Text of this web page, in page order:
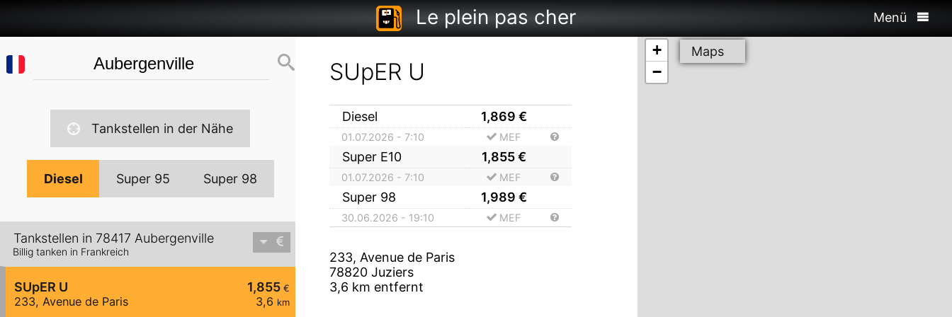
Le plein pas cher Menü
Tankstellen in der Nähe
Diesel Super 95 Super 98
Tankstellen in 78417 Aubergenville
Billig tanken in Frankreich
1,855 €
3,6 km
SUpER U
233, Avenue de Paris
SUpER U
Diesel 1,869 €
01.07.2026 - 7:10 MEF
Super E10 1,855€
01.07.2026 - 7:10 MEF
Super 98 1,989 €
30.06.2026 - 19:10 MEF
233, Avenue de Paris
78820 Juziers
3,6 km entfernt
+
−
Maps